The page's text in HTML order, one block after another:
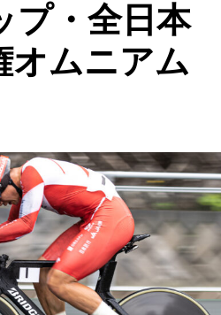
プ・全日本
オムニアム